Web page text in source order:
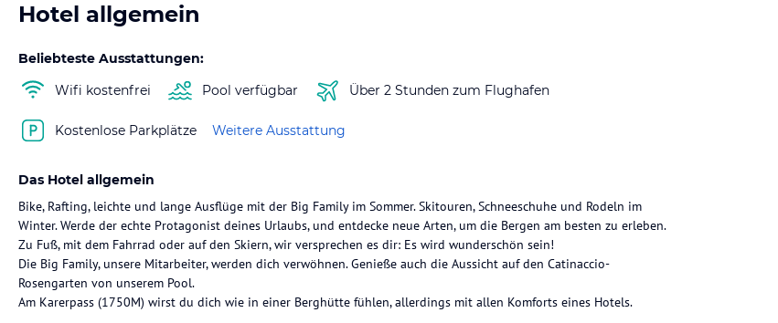
Hotel allgemein
Beliebteste Ausstattungen:
Wifi kostenfrei
Pool verfügbar Über 2 Stunden zum Flughafen
Kostenlose Parkplätze Weitere Ausstattung
Das Hotel allgemein
Bike, Rafting, leichte und lange Ausflüge mit der Big Family im Sommer. Skitouren, Schneeschuhe und Rodeln im
Winter. Werde der echte Protagonist deines Urlaubs, und entdecke neue Arten, um die Bergen am besten zu erleben.
Zu Fuß, mit dem Fahrrad oder auf den Skiern, wir versprechen es dir: Es wird wunderschön sein!
Die Big Family, unsere Mitarbeiter, werden dich verwöhnen. Genieße auch die Aussicht auf den Catinaccio-
Rosengarten von unserem Pool.
Am Karerpass (1750M) wirst du dich wie in einer Berghütte fühlen, allerdings mit allen Komforts eines Hotels.